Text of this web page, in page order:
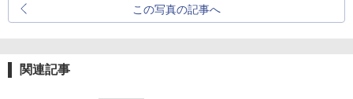
この写真の記事へ
関連記事